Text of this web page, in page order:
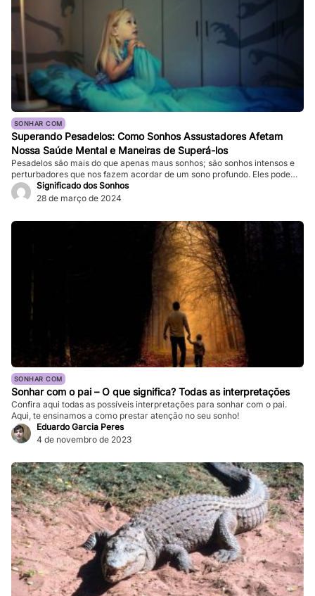
SONHAR COM
Superando Pesadelos: Como Sonhos Assustadores Afetam
Nossa Saúde Mental e Maneiras de Superá-los
Pesadelos são mais do que apenas maus sonhos; são sonhos intensos e
perturbadores que nos fazem acordar de um sono profundo. Eles podem
ser tão vívidos e assustadores que fazem nosso coração bater forte, e a
sensação de medo persiste mesmo depois de acordarmos. Enquanto
impactar significativamente nossa […]
Significado dos Sonhos
28 de março de 2024
SONHAR COM
Sonhar com o pai – O que significa? Todas as interpretações
Confira aqui todas as possíveis interpretações para sonhar com o pai.
Aqui, te ensinamos a como prestar atenção no seu sonho!
Eduardo Garcia Peres
4 de novembro de 2023